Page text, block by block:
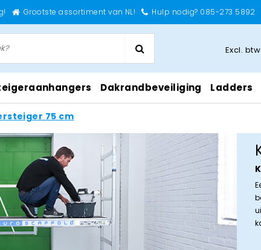
Grootste assortiment van NL! Hulp nodig? 085-273 5892
Excl. btw
Dakrandbeveiliging Ladders
75 cm